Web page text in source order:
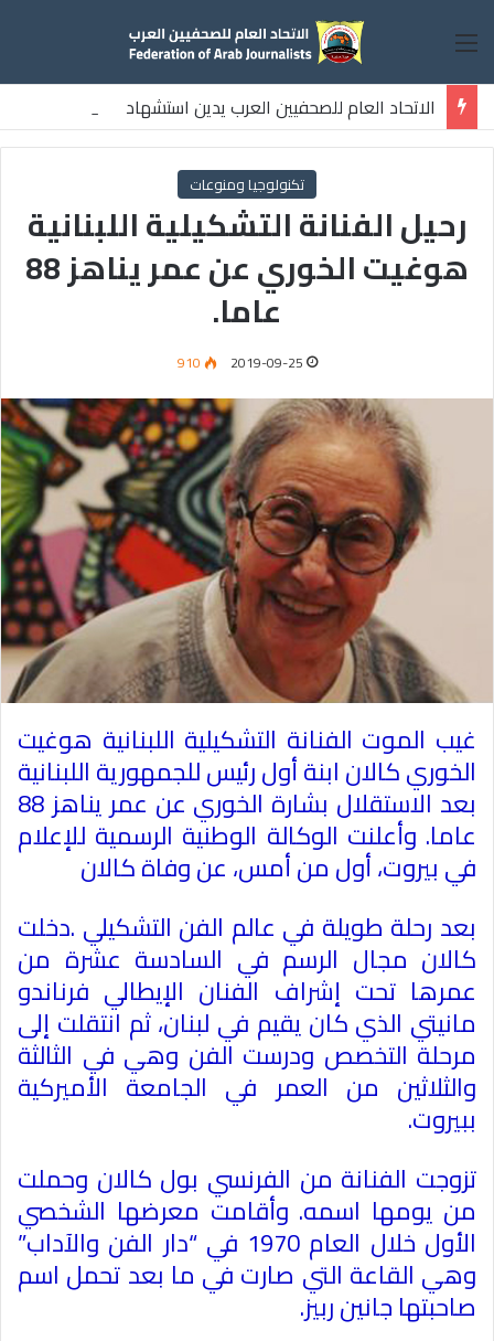
القائمة
الاتحاد العام للصحفيين العرب يدين استشهاد
ثلاثة صحفيين فلسطينيين باستهداف إسرائيلي وسط قطاع غزة
تكنولوجيا ومنوعات
رحيل الفنانة التشكيلية اللبنانية
هوغيت الخوري عن عمر يناهز 88
عاما.
2019-09-25
910
غيب الموت الفنانة التشكيلية اللبنانية هوغيت
الخوري كالان ابنة أول رئيس للجمهورية اللبنانية
بعد الاستقلال بشارة الخوري عن عمر يناهز 88
عاما. وأعلنت الوكالة الوطنية الرسمية للإعلام
في بيروت، أول من أمس، عن وفاة كالان
بعد رحلة طويلة في عالم الفن التشكيلي .دخلت
كالان مجال الرسم في السادسة عشرة من
عمرها تحت إشراف الفنان الإيطالي فرناندو
مانيتي الذي كان يقيم في لبنان، ثم انتقلت إلى
مرحلة التخصص ودرست الفن وهي في الثالثة
والثلاثين من العمر في الجامعة الأميركية
ببيروت.
تزوجت الفنانة من الفرنسي بول كالان وحملت
من يومها اسمه. وأقامت معرضها الشخصي
الأول خلال العام 1970 في “دار الفن والآداب”
وهي القاعة التي صارت في ما بعد تحمل اسم
صاحبتها جانين ربيز.